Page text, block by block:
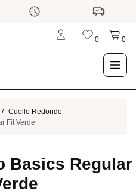
0 0
Cuello Redondo
Fit Verde
Basics Regular